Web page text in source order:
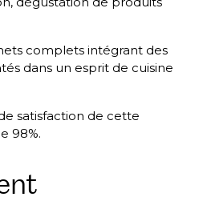
complets intégrant des
dans un esprit de cuisine
satisfaction de cette
98%.